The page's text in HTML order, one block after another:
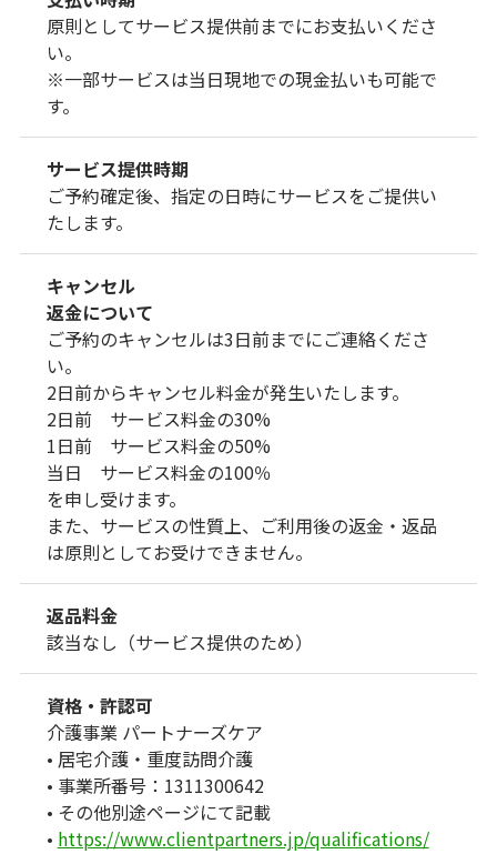
原則としてサービス提供前までにお支払いくださ
い。
※一部サービスは当日現地での現金払いも可能で
す。
サービス提供時期
ご予約確定後、指定の日時にサービスをご提供い
たします。
キャンセル
返金について
ご予約のキャンセルは3日前までにご連絡くださ
い。
2日前からキャンセル料金が発生いたします。
2日前 サービス料金の30%
1日前 サービス料金の50%
当日 サービス料金の100％
を申し受けます。
また、サービスの性質上、ご利用後の返金・返品
は原則としてお受けできません。
返品料金
該当なし（サービス提供のため）
資格・許認可
介護事業 パートナーズケア
• 居宅介護・重度訪問介護
• 事業所番号：1311300642
• その他別途ページにて記載
• https://www.clientpartners.jp/qualifications/